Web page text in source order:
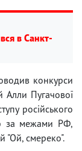
в Санкт-
конкурси
Алли Пугачової
російського
за межами РФ,
"Ой, смереко".